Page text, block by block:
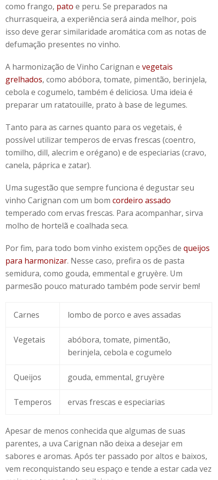
como frango, pato e peru. Se preparados na
churrasqueira, a experiência será ainda melhor, pois
isso deve gerar similaridade aromática com as notas de
defumação presentes no vinho.
A harmonização de Vinho Carignan evegetais
grelhados, como abóbora, tomate, pimentão, berinjela,
cebola e cogumelo, também é deliciosa. Uma ideia é
preparar um ratatouille, prato à base de legumes.
Tanto para as carnes quanto para os vegetais, é
possível utilizar temperos de ervas frescas (coentro,
tomilho, dill, alecrim e orégano) e de especiarias (cravo,
canela, páprica e zatar).
Uma sugestão que sempre funciona é degustar seu
vinho Carignan com um bomcordeiro assado
temperado com ervas frescas. Para acompanhar, sirva
molho de hortelã e coalhada seca.
Por fim, para todo bom vinho existem opções de queijos
para harmonizar. Nesse caso, prefira os de pasta
semidura, como gouda, emmental e gruyère. Um
parmesão pouco maturado também pode servir bem!
Carnes lombo de porco e aves assadas
Vegetais
abóbora, tomate, pimentão,
berinjela, cebola e cogumelo
Queijos gouda, emmental, gruyère
Temperos ervas frescas e especiarias
Apesar de menos conhecida que algumas de suas
parentes, a uva Carignan não deixa a desejar em
sabores e aromas. Após ter passado por altos e baixos,
vem reconquistando seu espaço e tende a estar cada vez